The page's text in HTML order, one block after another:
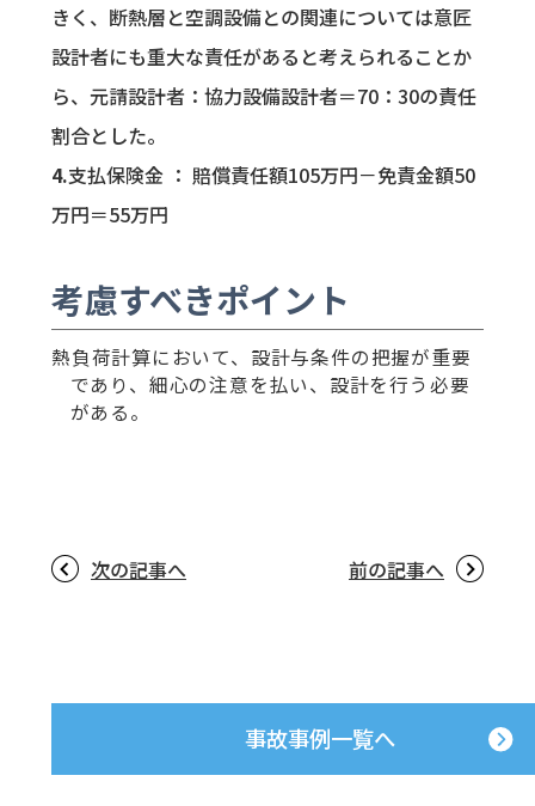
きく、断熱層と空調設備との関連については意匠
設計者にも重大な責任があると考えられることか
ら、元請設計者：協力設備設計者＝70：30の責任
割合とした。
支払保険金 ： 賠償責任額105万円－免責金額50
万円＝55万円
考慮すべきポイント
熱負荷計算において、設計与条件の把握が重要
であり、細心の注意を払い、設計を行う必要
がある。
次の記事へ 前の記事へ
事故事例一覧へ